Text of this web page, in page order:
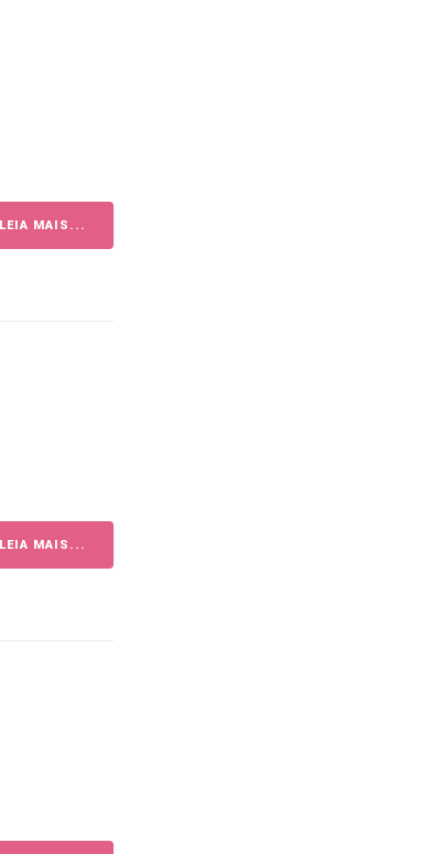
LEIA MAIS...
LEIA MAIS...